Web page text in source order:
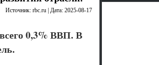
Источник: rbc.ru | Дата: 2025-08-17
0,3% ВВП. В